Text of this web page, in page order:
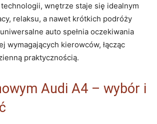
wnętrze staje się idealnym
relaksu, a nawet krótkich podróży
auto spełnia oczekiwania
wymagających kierowców, łącząc
praktycznością.
Audi A4 – wybór i